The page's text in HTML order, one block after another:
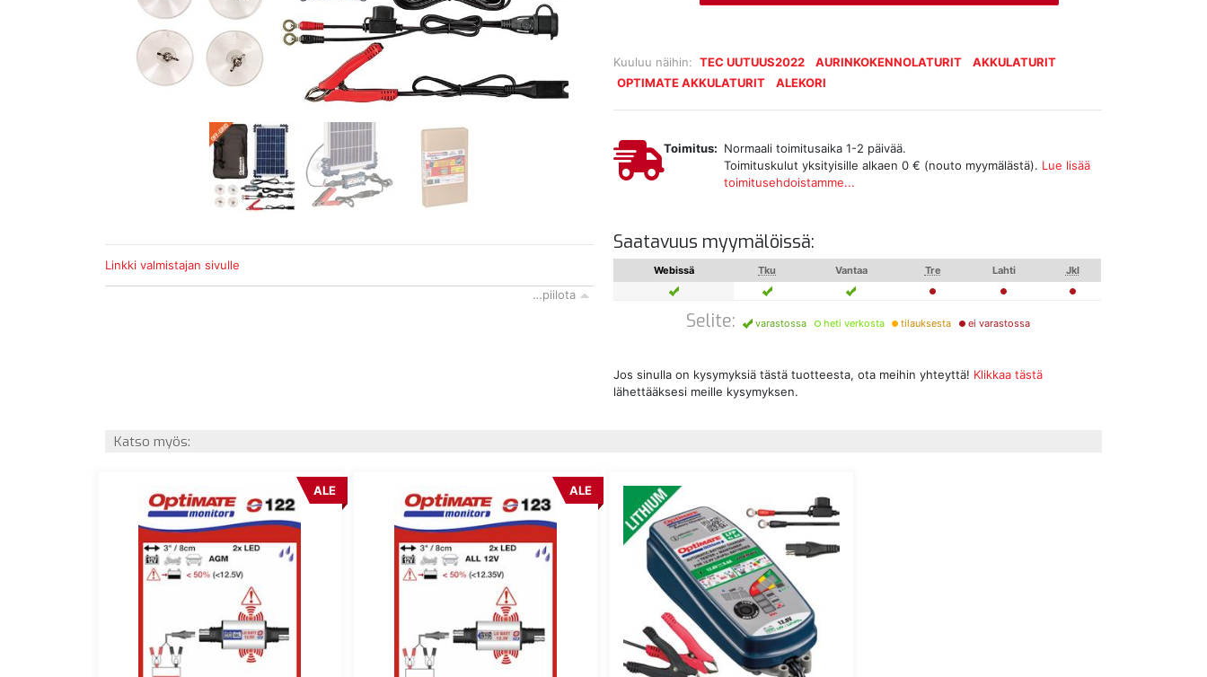
Kuuluu näihin: TEC UUTUUS2022 AURINKOKENNOLATURIT
AKKULATURIT
OPTIMATE AKKULATURIT
ALEKORI
Toimitus: Normaali toimitusaika 1-2 päivää.
Toimituskulut yksityisille alkaen 0 € (nouto myymälästä). Lue lisää
toimitusehdoistamme...
Saatavuus myymälöissä:
Webissä Tku Vantaa Tre Lahti Jkl
Selite: varastossa heti verkosta tilauksesta ei varastossa
Jos sinulla on kysymyksiä tästä tuotteesta, ota meihin yhteyttä! Klikkaa tästä
lähettääksesi meille kysymyksen.
Linkki valmistajan sivulle
…piilota
Katso myös:
ALE ALE